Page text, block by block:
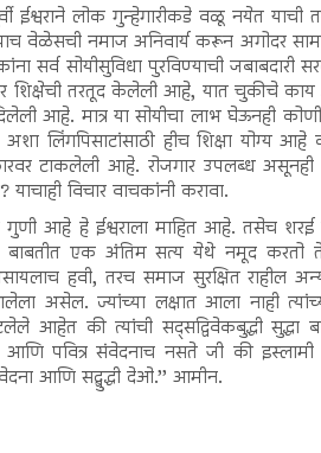
ईश्वराने लोक गुन्हेगारीकडे वळू नयेत याची
वेळेसची नमाज अनिवार्य करून अगोदर
सर्व सोयीसुविधा पुरविण्याची जबाबदारी
शिक्षेची तरतूद केलेली आहे, यात चुकीचे काय
आहे. मात्र या सोयीचा लाभ घेऊनही
लिंगपिसाटांसाठी हीच शिक्षा योग्य आहे
टाकलेली आहे. रोजगार उपलब्ध
विचार वाचकांनी करावा.
गुणी आहे हे ईश्वराला माहित आहे. तसेच शरई
बाबतीत एक अंतिम सत्य येथे नमूद करतो
हवी, तरच समाज सुरक्षित राहील
असेल. ज्यांच्या लक्षात आला नाही
आहेत की त्यांची सद्सद्विवेकबुद्धी सुद्धा
पवित्र संवेदनाच नसते जी की
आणि सद्बुद्धी देओ.’’ आमीन.